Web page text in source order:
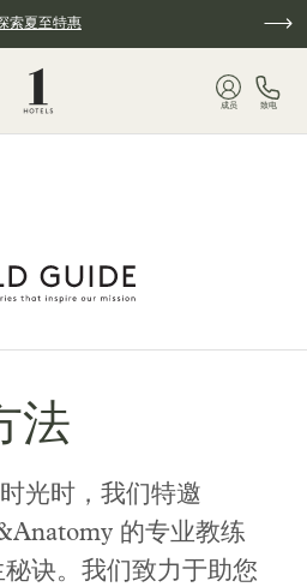
索夏至特惠
成员 致电
法
光时，我们特邀
的专业教练
诀。我们致力于助您